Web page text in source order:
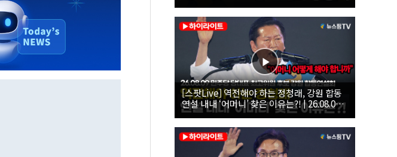
회 생중계 | 26.08.09
[스팟Live] 역전해야 하는 정청래, 강원 합동
연설 내내 ‘어머니’ 찾은 이유는?! | 26.08.09
더불어민주당 당대표·최고위원 후보 강원 합
동연설회